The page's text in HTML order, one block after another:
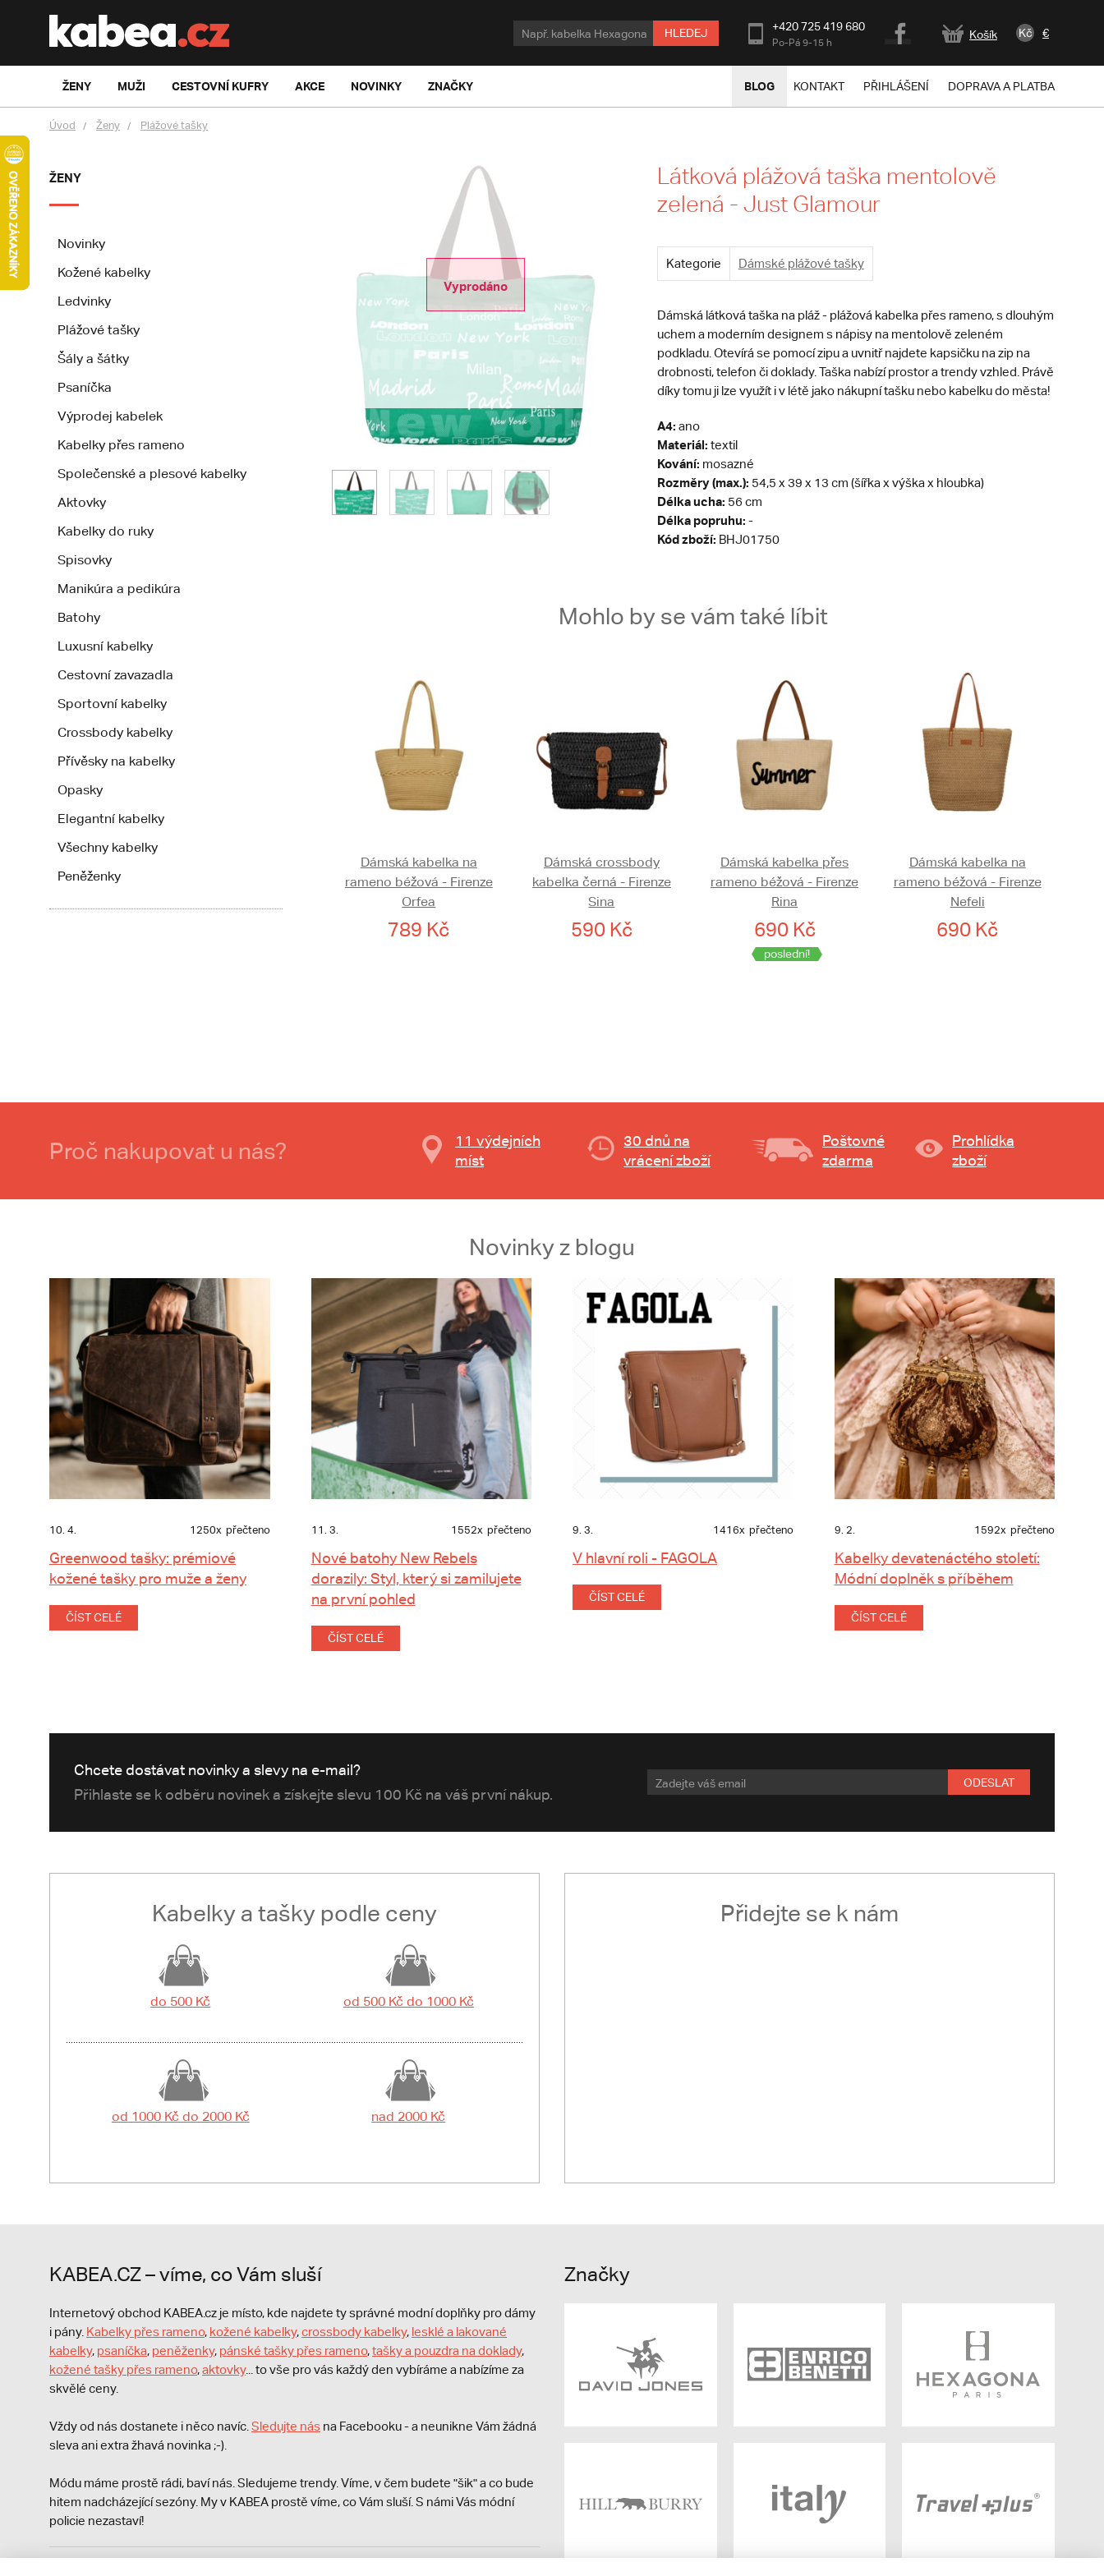
HLEDEJ +420 725 419 680
Po-Pá 9-15 h
Košík Kč €
ŽENY MUŽI CESTOVNÍ KUFRY AKCE NOVINKY ZNAČKY BLOG KONTAKT PŘIHLÁŠENÍ DOPRAVA A PLATBA
Úvod Ženy Plážové tašky
ŽENY
Novinky
Kožené kabelky
Ledvinky
Plážové tašky
Šály a šátky
Psaníčka
Výprodej kabelek
Kabelky přes rameno
Společenské a plesové kabelky
Aktovky
Kabelky do ruky
Spisovky
Manikúra a pedikúra
Batohy
Luxusní kabelky
Cestovní zavazadla
Sportovní kabelky
Crossbody kabelky
Přívěsky na kabelky
Opasky
Elegantní kabelky
Všechny kabelky
Peněženky
Vyprodáno
Látková plážová taška mentolově
zelená - Just Glamour
Kategorie Dámské plážové tašky
Dámská látková taška na pláž - plážová kabelka přes rameno, s dlouhým
uchem a moderním designem s nápisy na mentolově zeleném
podkladu. Otevírá se pomocí zipu a uvnitř najdete kapsičku na zip na
drobnosti, telefon či doklady. Taška nabízí prostor a trendy vzhled. Právě
díky tomu ji lze využít i v létě jako nákupní tašku nebo kabelku do města!
A4: ano
Materiál: textil
Kování: mosazné
Rozměry (max.): 54,5 x 39 x 13 cm (šířka x výška x hloubka)
Délka ucha: 56 cm
Délka popruhu: -
Kód zboží: BHJ01750
Mohlo by se vám také líbit
Dámská kabelka na
rameno béžová - Firenze
Orfea
789 Kč
Dámská crossbody
kabelka černá - Firenze
Sina
590 Kč
Dámská kabelka přes
rameno béžová - Firenze
Rina
690 Kč
poslední!
Dámská kabelka na
rameno béžová - Firenze
Nefeli
690 Kč
Proč nakupovat u nás?
11 výdejních
míst
30 dnů na
vrácení zboží
Poštovné
zdarma
Prohlídka
zboží
Novinky z blogu
10. 4. 1250x přečteno
Greenwood tašky: prémiové
kožené tašky pro muže a ženy
ČÍST CELÉ
11. 3. 1552x přečteno
Nové batohy New Rebels
dorazily: Styl, který si zamilujete
na první pohled
ČÍST CELÉ
9. 3. 1416x přečteno
V hlavní roli - FAGOLA
ČÍST CELÉ
9. 2. 1592x přečteno
Kabelky devatenáctého století:
Módní doplněk s příběhem
ČÍST CELÉ
Chcete dostávat novinky a slevy na e-mail?
Přihlaste se k odběru novinek a získejte slevu 100 Kč na váš první nákup.
ODESLAT
Kabelky a tašky podle ceny
do 500 Kč od 500 Kč do 1000 Kč
od 1000 Kč do 2000 Kč nad 2000 Kč
Přidejte se k nám
KABEA.CZ – víme, co Vám sluší
Internetový obchod KABEA.cz je místo, kde najdete ty správné modní doplňky pro dámy
i pány. Kabelky přes rameno, kožené kabelky,crossbody kabelky, lesklé a lakované
kabelky, psaníčka, peněženky, pánské tašky přes rameno,tašky a pouzdra na doklady,
kožené tašky přes rameno,aktovky... to vše pro vás každý den vybíráme a nabízíme za
skvělé ceny.
Vždy od nás dostanete i něco navíc. Sledujte nás na Facebooku - a neunikne Vám žádná
sleva ani extra žhavá novinka ;-).
Módu máme prostě rádi, baví nás. Sledujeme trendy. Víme, v čem budete "šik" a co bude
hitem nadcházející sezóny. My v KABEA prostě víme, co Vám sluší. S námi Vás módní
policie nezastaví!
Značky